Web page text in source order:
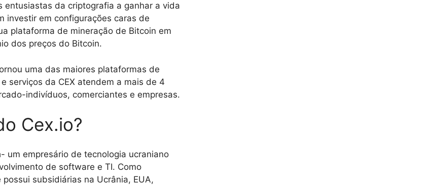
entusiastas da criptografia a ganhar a vida
investir em configurações caras de
plataforma de mineração de Bitcoin em
dos preços do Bitcoin.
uma das maiores plataformas de
serviços da CEX atendem a mais de 4
indivíduos, comerciantes e empresas.
Cex.io?
um empresário de tecnologia ucraniano
de software e TI. Como
subsidiárias na Ucrânia, EUA,